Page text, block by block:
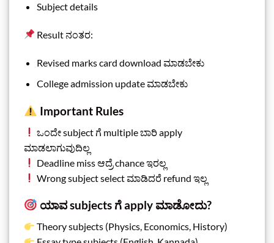
Subject details
Result ನಂತರ:
Revised marks card download ಮಾಡಬೇಕು
College admission update ಮಾಡಬೇಕು
Important Rules
ಒಂದೇ subject ಗೆ multiple ಬಾರಿ apply
ಮಾಡಲಾಗುವುದಿಲ್ಲ
Deadline miss ಆದ್ರೆ chance ಇರಲ್ಲ
Wrong subject select ಮಾಡಿದರೆ refund ಇಲ್ಲ
ಯಾವ subjects ಗೆ apply ಮಾಡೋದು?
Theory subjects (Physics, Economics, History)